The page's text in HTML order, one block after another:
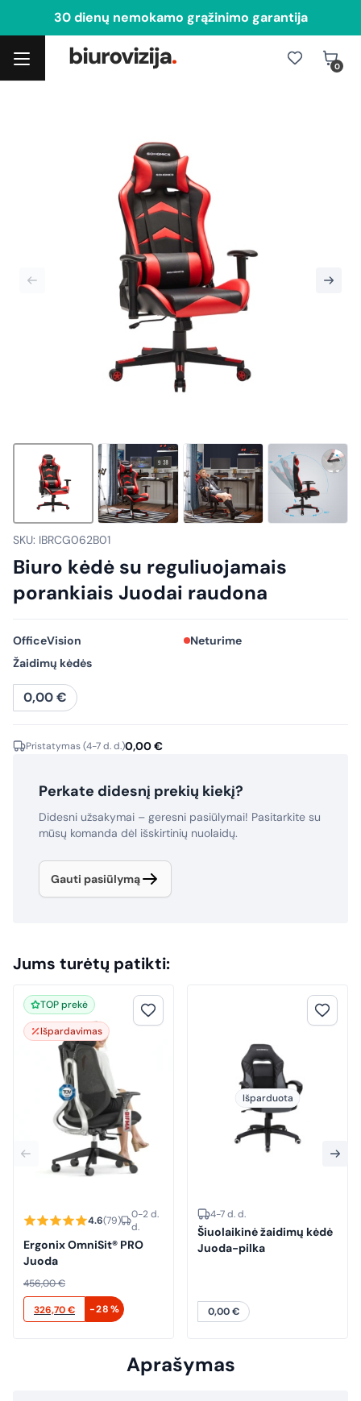
30 dienų nemokamo grąžinimo garantija
0
SKU: IBRCG062B01
Biuro kėdė su reguliuojamais
porankiais Juodai raudona
OfficeVision
Neturime
Žaidimų kėdės
0,00€
Pristatymas (4-7 d. d.)0,00€
Perkate didesnį prekių kiekį?
Didesni užsakymai – geresni pasiūlymai! Pasitarkite su
mūsų komanda dėl išskirtinių nuolaidų.
Gauti pasiūlymą
Jums turėtų patikti:
TOP prekė
Išpardavimas
4.6(79)
0-2 d.
d.
Ergonix OmniSit® PRO
Juoda
456,00€
Original
price
326,70€
Current
price
326,70 €.
-28%
Išparduota
4-7 d. d.
Šiuolaikinė žaidimų kėdė
Juoda-pilka
0,00€
Aprašymas